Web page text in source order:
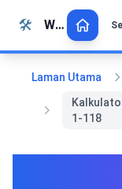
Langkau ke kandungan
🛠️ Whiz Tools
Laman Utama
1-118
💡
lebih baik
Klik untuk